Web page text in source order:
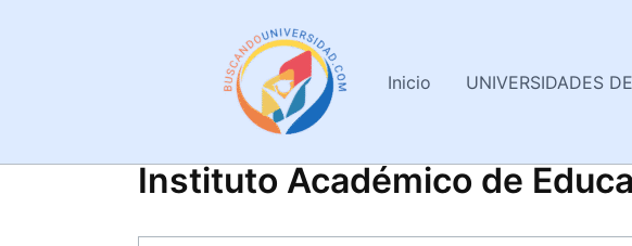
Inicio UNIVERSIDADES
Instituto Académico de